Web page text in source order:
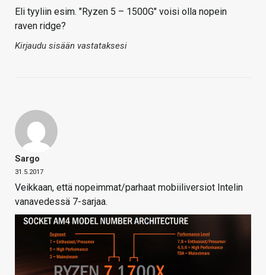
Eli tyyliin esim. "Ryzen 5 – 1500G" voisi olla nopein
raven ridge?
Kirjaudu sisään vastataksesi
Sargo
31.5.2017
Veikkaan, että nopeimmat/parhaat mobiiliversiot Intelin
vanavedessä 7-sarjaa.